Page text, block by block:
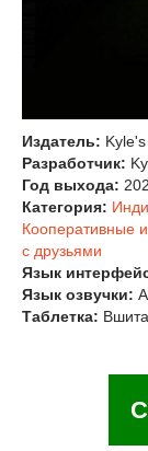
Издатель:
Разработчик:
Год выхода:
Категория:
Кооперативные
с друзьями
Язык
Язык озвучки:
Таблетка: Вшита